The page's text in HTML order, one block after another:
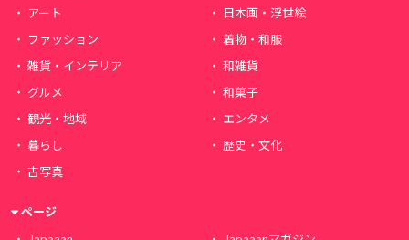
アート
日本画・浮世絵
ファッション
着物・和服
雑貨・インテリア
和雑貨
グルメ
和菓子
観光・地域
エンタメ
暮らし
歴史・文化
古写真
ページ